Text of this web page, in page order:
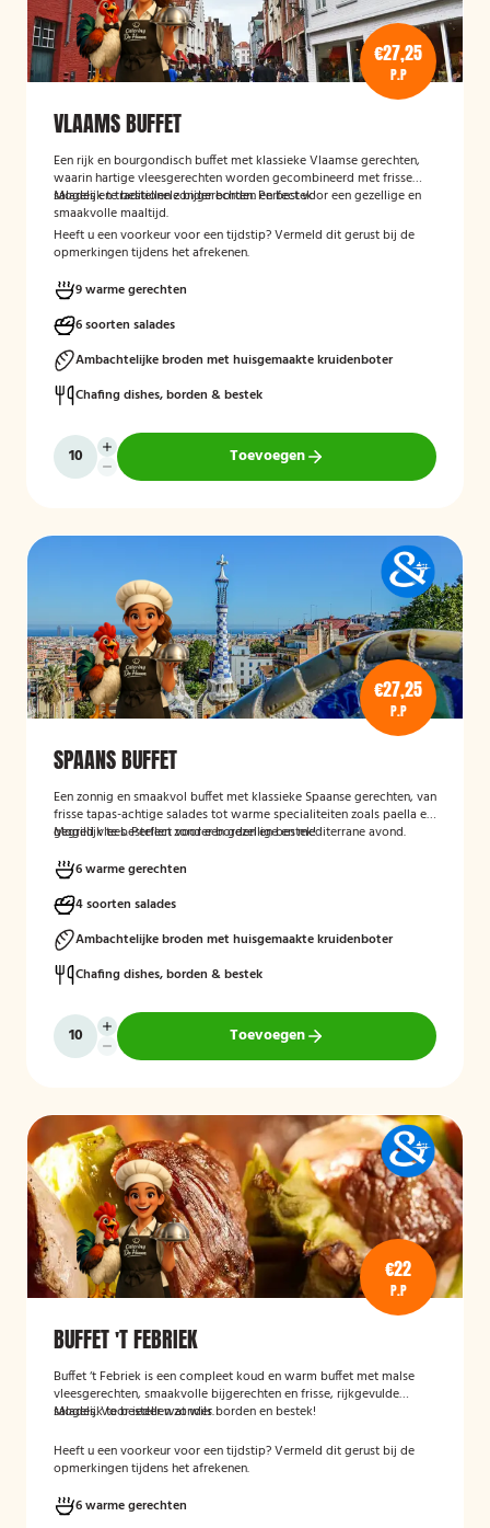
€27,25
P.P
VLAAMS BUFFET
Een rijk en bourgondisch buffet met klassieke Vlaamse gerechten,
waarin hartige vleesgerechten worden gecombineerd met frisse
salades en traditionele bijgerechten. Perfect voor een gezellige en
smaakvolle maaltijd.
Mogelijk te bestellen zonder borden en bestek!
Heeft u een voorkeur voor een tijdstip? Vermeld dit gerust bij de
opmerkingen tijdens het afrekenen.
9 warme gerechten
6 soorten salades
Ambachtelijke broden met huisgemaakte kruidenboter
Chafing dishes, borden & bestek
Toevoegen
€27,25
P.P
SPAANS BUFFET
Een zonnig en smaakvol buffet met klassieke Spaanse gerechten, van
frisse tapas-achtige salades tot warme specialiteiten zoals paella en
gegrild vlees. Perfect voor een gezellige en mediterrane avond.
Mogelijk te bestellen zonder borden en bestek!
6 warme gerechten
4 soorten salades
Ambachtelijke broden met huisgemaakte kruidenboter
Chafing dishes, borden & bestek
Toevoegen
€22
P.P
BUFFET 'T FEBRIEK
Buffet ‘t Febriek is een compleet koud en warm buffet met malse
vleesgerechten, smaakvolle bijgerechten en frisse, rijkgevulde
salades. Voor ieder wat wils.
Mogelijk te bestellen zonder borden en bestek!
Heeft u een voorkeur voor een tijdstip? Vermeld dit gerust bij de
opmerkingen tijdens het afrekenen.
6 warme gerechten